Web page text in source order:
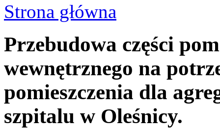
Strona główna
Przebudowa części
wewnętrznego na
pomieszczenia dla
szpitalu w Oleśnicy.